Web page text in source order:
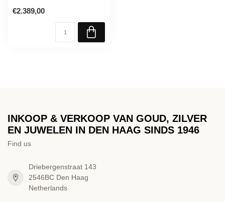
€2.389,00
INKOOP & VERKOOP VAN GOUD, ZILVER
EN JUWELEN IN DEN HAAG SINDS 1946
Find us
Driebergenstraat 143
2546BC Den Haag
Netherlands